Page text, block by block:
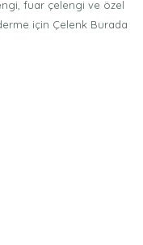
fuar çelengi ve özel
için Çelenk Burada